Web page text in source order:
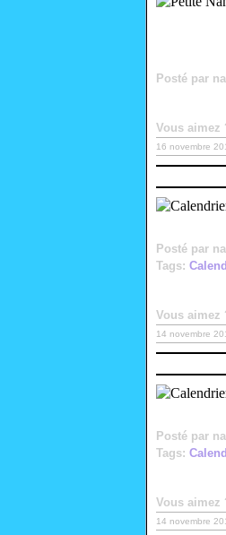
Posté par
Vous aimez
16 novembre
Posté par
Tags:
Vous aimez
14 novembre
Posté par
Tags:
Vous aimez
14 novembre